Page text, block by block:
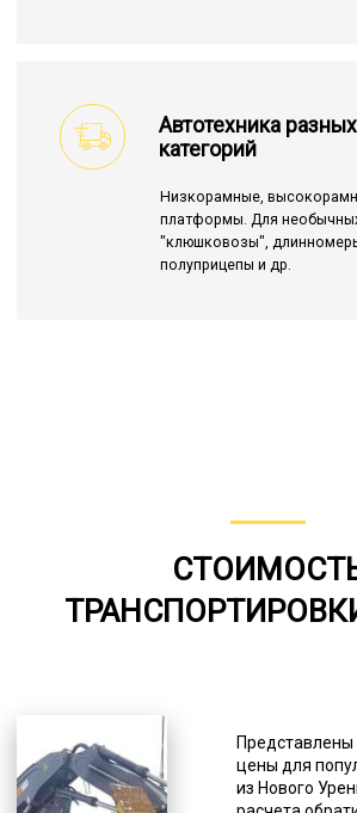
Автотехника разных
категорий
Низкорамные,
платформы. Для
"клюшковозы",
полуприцепы и др.
цены для
из Нового